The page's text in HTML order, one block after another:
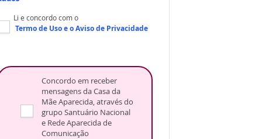
Li e concordo com o
Termo de Usoe oAviso de Privacidade
Concordo em receber
mensagens da Casa da
Mãe Aparecida, através do
grupo Santuário Nacional
e Rede Aparecida de
Comunicação